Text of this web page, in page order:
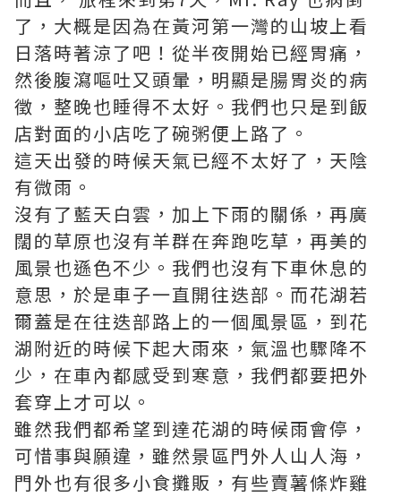
了，大概是因為在黃河第一灣的山坡上看
日落時著涼了吧！從半夜開始已經胃痛，
然後腹瀉嘔吐又頭暈，明顯是腸胃炎的病
徵，整晚也睡得不太好。我們也只是到飯
店對面的小店吃了碗粥便上路了。
這天出發的時候天氣已經不太好了，天陰
有微雨。
沒有了藍天白雲，加上下雨的關係，再廣
闊的草原也沒有羊群在奔跑吃草，再美的
風景也遜色不少。我們也沒有下車休息的
意思，於是車子一直開往迭部。而花湖若
爾蓋是在往迭部路上的一個風景區，到花
湖附近的時候下起大雨來，氣溫也驟降不
少，在車內都感受到寒意，我們都要把外
套穿上才可以。
雖然我們都希望到達花湖的時候雨會停，
可惜事與願違，雖然景區門外人山人海，
門外也有很多小食攤販，有些賣薯條炸雞